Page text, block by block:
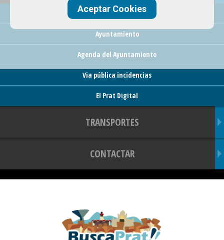
Empresa y Comercios Ajuntament
Ayuntamiento
Agenda del Ayuntamiento
Via pública incidencias
El Prat Digital
TRANSPORTES
CONTACTAR
Aceptar Cookies